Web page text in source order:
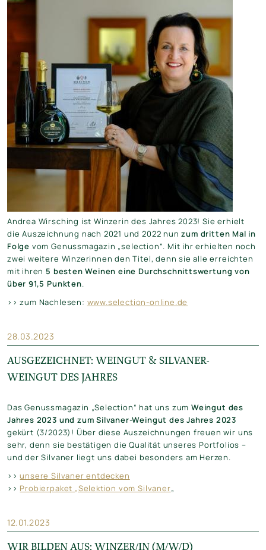
Andrea Wirsching ist Winzerin des Jahres 2023! Sie erhielt
die Auszeichnung nach 2021 und 2022 nunzum dritten Mal in
Folge vom Genussmagazin „selection“. Mit ihr erhielten noch
zwei weitere Winzerinnen den Titel, denn sie alle erreichten
mit ihren 5 besten Weinen eine Durchschnittswertung von
über 91,5 Punkten.
>> zum Nachlesen: www.selection-online.de
28.03.2023
AUSGEZEICHNET: WEINGUT & SILVANER-
WEINGUT DES JAHRES
Das Genussmagazin „Selection“ hat uns zum Weingut des
Jahres 2023 und zum Silvaner-Weingut des Jahres 2023
gekürt (3/2023)! Über diese Auszeichnungen freuen wir uns
sehr, denn sie bestätigen die Qualität unseres Portfolios –
und der Silvaner liegt uns dabei besonders am Herzen.
>>unsere Silvaner entdecken
>> Probierpaket „Selektion vom Silvaner„
12.01.2023
WIR BILDEN AUS: WINZER/IN (M/W/D)